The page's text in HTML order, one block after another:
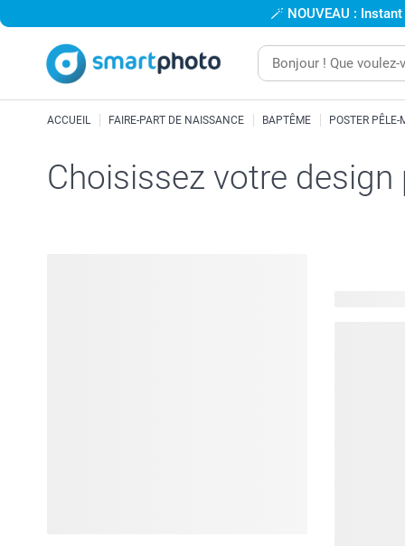
🪄 NOUVEAU :
ACCUEIL FAIRE-PART DE NAISSANCE BAPTÊME POSTER PÊLE-
Choisissez votre